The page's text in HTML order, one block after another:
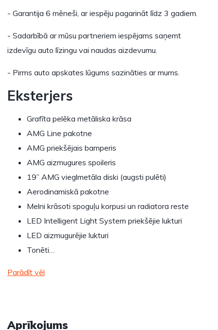
- Garantija 6 mēneši, ar iespēju pagarināt līdz 3 gadiem.
- Sadarbībā ar mūsu partneriem iespējams saņemt
izdevīgu auto līzingu vai naudas aizdevumu.
- Pirms auto apskates lūgums sazināties ar mums.
Eksterjers
Grafīta pelēka metāliska krāsa
AMG Line pakotne
AMG priekšējais bamperis
AMG aizmugures spoileris
19” AMG vieglmetāla diski (augsti pulēti)
Aerodinamiskā pakotne
Melni krāsoti spoguļu korpusi un radiatora reste
LED Intelligent Light System priekšējie lukturi
LED aizmugurējie lukturi
Tonēti…
Parādīt vēl
Aprīkojums